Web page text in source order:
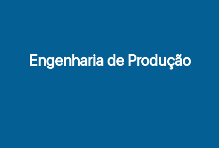
Engenharia de Produção